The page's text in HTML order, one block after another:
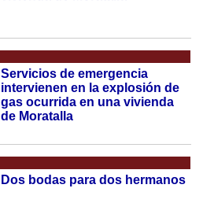
Servicios de emergencia
intervienen en la explosión de
gas ocurrida en una vivienda
de Moratalla
Dos bodas para dos hermanos